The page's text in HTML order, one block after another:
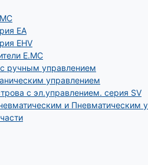
EA
EHV
E.MC
с ручным управлением
управлением
с эл.управлением. серия SV
и Пневматическим